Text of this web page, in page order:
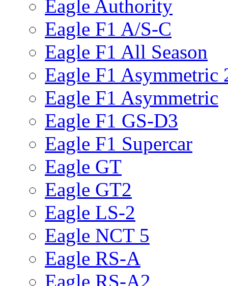
Eagle Authority
Eagle F1 A/S-C
Eagle F1 All Season
Eagle F1 Asymmetric
Eagle F1 Asymmetric
Eagle F1 GS-D3
Eagle F1 Supercar
Eagle GT
Eagle GT2
Eagle LS-2
Eagle NCT 5
Eagle RS-A
Eagle RS-A2